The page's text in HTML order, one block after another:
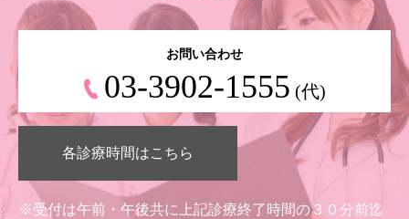
お問い合わせ
03-3902-1555 (代)
各診療時間はこちら
※受付は午前・午後共に上記診療終了時間の３０分前迄